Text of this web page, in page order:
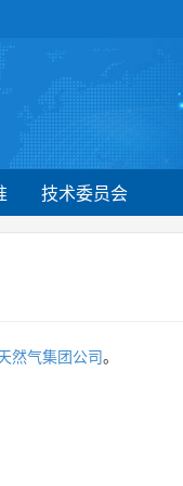
技术委员会
然气集团公司。